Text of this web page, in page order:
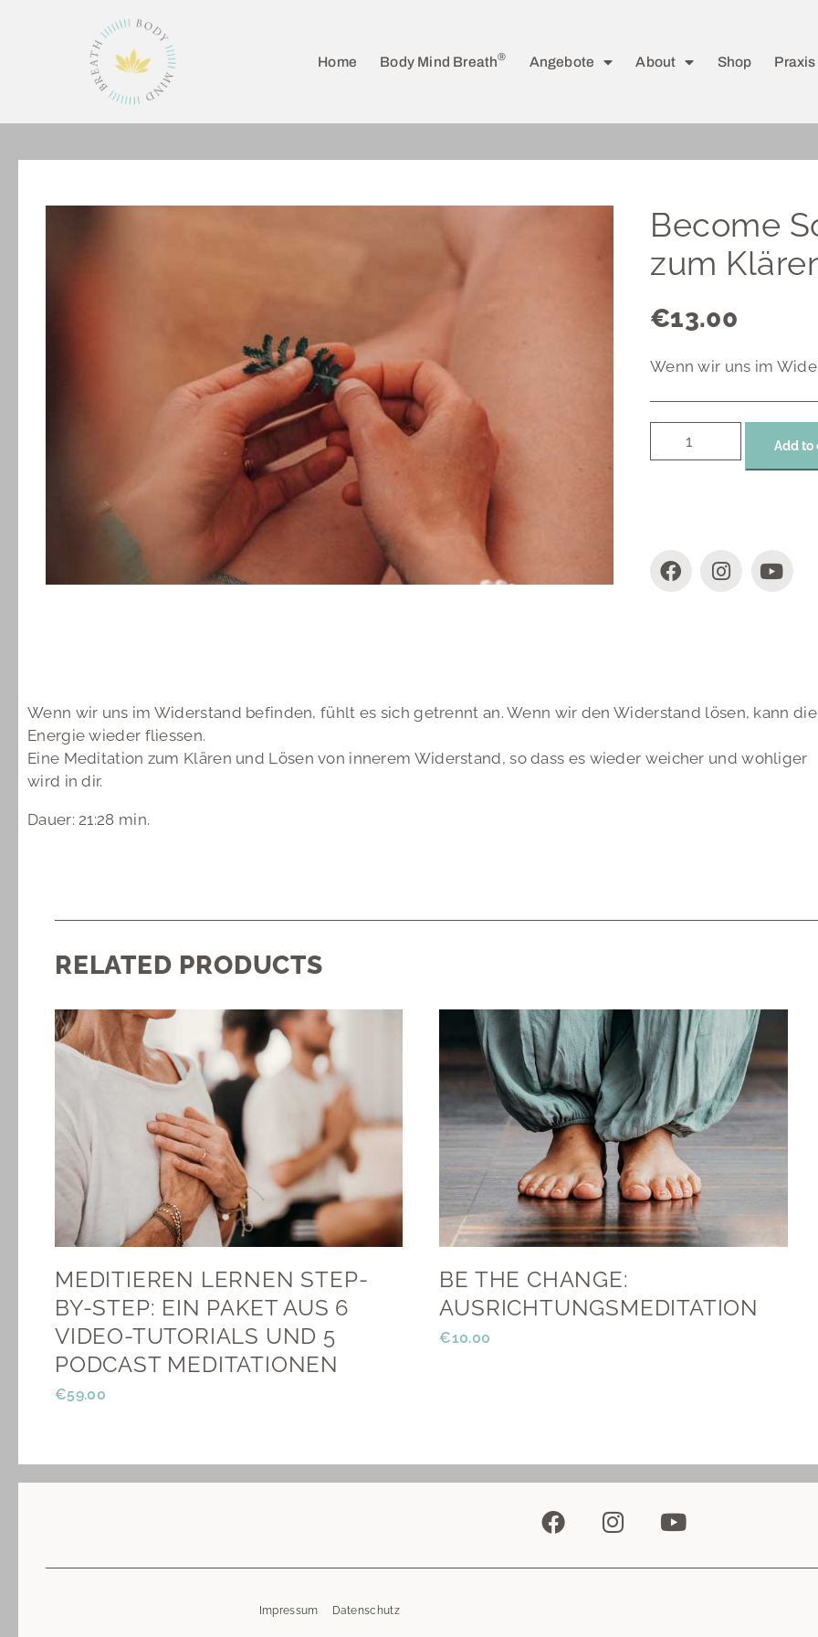
Home Body Mind Breath® Angebote About Shop
Become
zum
€13.00
Wenn wir uns im
Add to
Wenn wir uns im Widerstand befinden, fühlt es sich getrennt an. Wenn wir den Widerstand lösen, kann die
Energie wieder fliessen.
Eine Meditation zum Klären und Lösen von innerem Widerstand, so dass es wieder weicher und wohliger
wird in dir.
Dauer: 21:28 min.
RELATED PRODUCTS
MEDITIEREN LERNEN STEP-
BY-STEP: EIN PAKET AUS 6
VIDEO-TUTORIALS UND 5
PODCAST MEDITATIONEN
€59.00
BE THE CHANGE:
AUSRICHTUNGS­MEDITATION
€10.00
Impressum Datenschutz